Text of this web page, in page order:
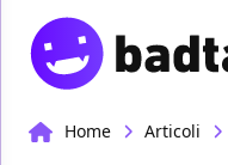
Home Articoli